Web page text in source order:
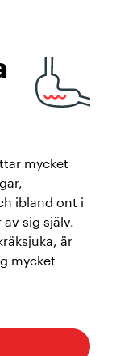
mycket
ibland ont i
sig själv.
är
mycket